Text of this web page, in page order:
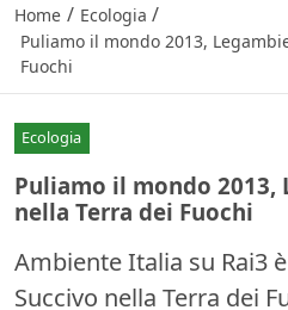
Home / Ecologia /
Puliamo il mondo 2013,
Fuochi
Ecologia
Puliamo il mondo
nella Terra dei Fuochi
Ambiente Italia su Rai3
Succivo nella Terra dei